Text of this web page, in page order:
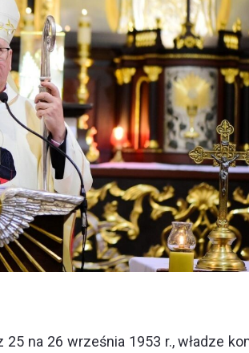
na 26 września 1953 r., władze